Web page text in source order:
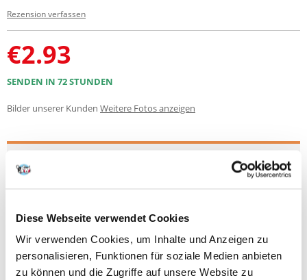
Diese Webseite verwendet Cookies
Wir verwenden Cookies, um Inhalte und Anzeigen zu
personalisieren, Funktionen für soziale Medien anbieten
zu können und die Zugriffe auf unsere Website zu
Rezension verfassen
€2.93
SENDEN IN 72 STUNDEN
Bilder unserer Kunden Weitere Fotos anzeigen
1 Rolle mit 60 Blättern.
Die Trixie-Rolle wird verwendet, um Tierhaare aus Kleidung und
Polstermöbeln zu entfernen. Mit Hilfe des speziellen Bandes ist das
Aufsammeln der Haare einfach und bequem. Ein ideales Zubehör für
Haustiere während der Mauserzeit.